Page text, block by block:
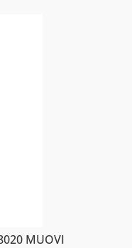
MUOVI